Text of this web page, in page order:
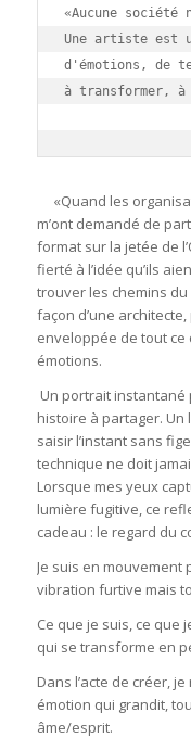
«Aucune
Une artiste est
d'émotions, de
à transformer,
«Quand les
m’ont demandé de
format sur la jetée de
fierté à l’idée qu’ils
trouver les chemins du
façon d’une
enveloppée de tout ce
émotions.
Un portrait instantané
histoire à partager.
saisir l’instant sans
technique ne doit
Lorsque mes yeux
lumière fugitive, ce
cadeau : le regard du
Je suis en
vibration furtive mais
Ce que je suis, ce que
qui se transforme en
Dans l’acte de créer,
émotion qui grandit,
âme/esprit.